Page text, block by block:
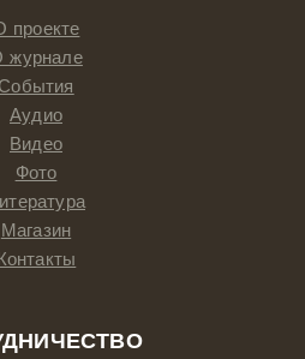
проекте
журнале
События
Аудио
Видео
Фото
Магазин